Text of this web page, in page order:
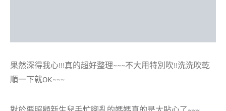
果然深得我心!!!真的超好整理~~~不大用特別吹!!洗洗吹乾
順一下就OK~~~